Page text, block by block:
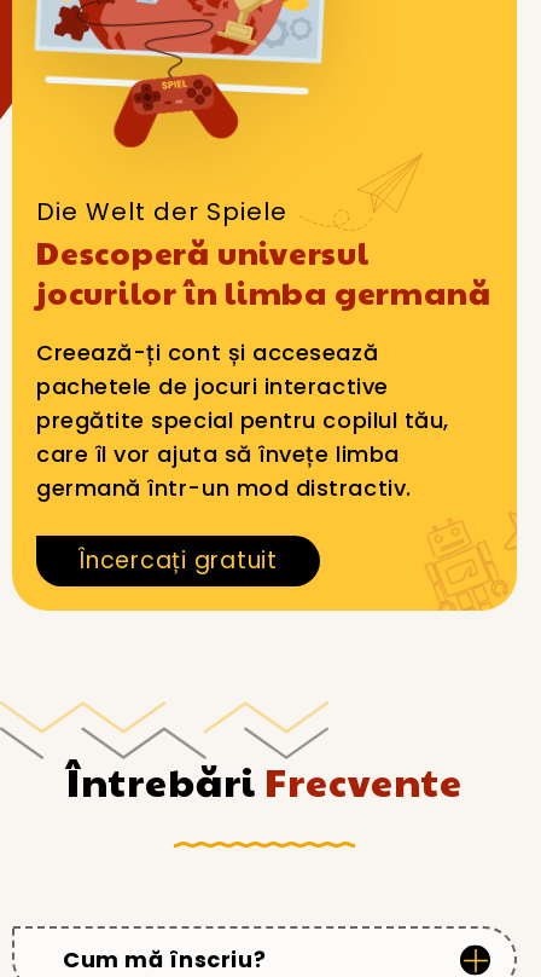
Die Welt der Spiele
Descoperă universul
jocurilor în limba germană
Creează-ți cont și accesează
pachetele de jocuri interactive
pregătite special pentru copilul tău,
care îl vor ajuta să învețe limba
germană într-un mod distractiv.
Încercați gratuit
Întrebări Frecvente
Cum mă înscriu?